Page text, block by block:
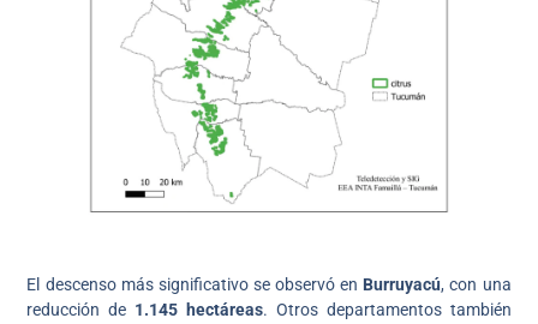
El descenso más significativo se observó en Burruyacú, con una
reducción de 1.145 hectáreas. Otros departamentos también